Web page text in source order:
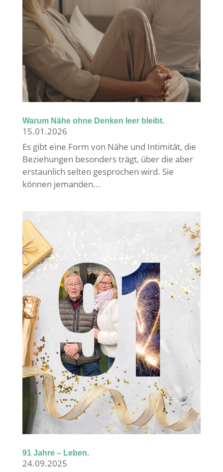
Warum Nähe ohne Denken leer bleibt.
15.01.2026
Es gibt eine Form von Nähe und Intimität, die
Beziehungen besonders trägt, über die aber
erstaunlich selten gesprochen wird. Sie
können jemanden...
91 Jahre – Leben.
24.09.2025